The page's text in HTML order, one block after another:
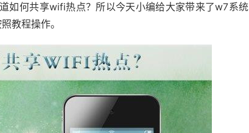
如何共享wifi热点？所以今天小编给大家带来了w7系统
教程操作。